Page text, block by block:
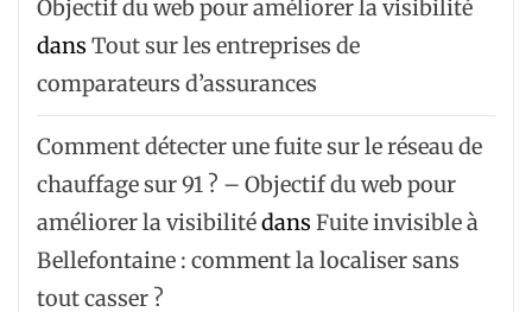
Objectif du web pour améliorer la visibilité
dans Tout sur les entreprises de
comparateurs d’assurances
Comment détecter une fuite sur le réseau de
chauffage sur 91 ? – Objectif du web pour
améliorer la visibilitédans Fuite invisible à
Bellefontaine : comment la localiser sans
tout casser ?